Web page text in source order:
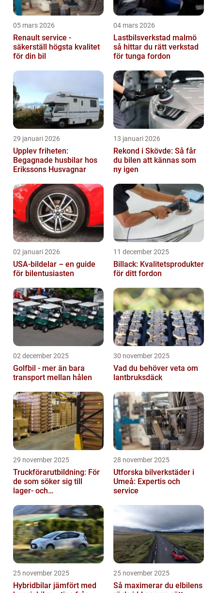
05 mars 2026
Renault service -
säkerställ högsta kvalitet
för din bil
04 mars 2026
Lastbilsverkstad malmö
så hittar du rätt verkstad
för tunga fordon
29 januari 2026
Upplev friheten:
Begagnade husbilar hos
Erikssons Husvagnar
13 januari 2026
Rekond i Skövde: Så får
du bilen att kännas som
ny igen
02 januari 2026
USA-bildelar – en guide
för bilentusiasten
11 december 2025
Billack: Kvalitetsprodukter
för ditt fordon
02 december 2025
Golfbil - mer än bara
transport mellan hålen
30 november 2025
Vad du behöver veta om
lantbruksdäck
29 november 2025
Truckförarutbildning: För
de som söker sig till
lager- och
28 november 2025
Utforska bilverkstäder i
Umeå: Expertis och
service
25 november 2025
Hybridbilar jämfört med
25 november 2025
Så maximerar du elbilens